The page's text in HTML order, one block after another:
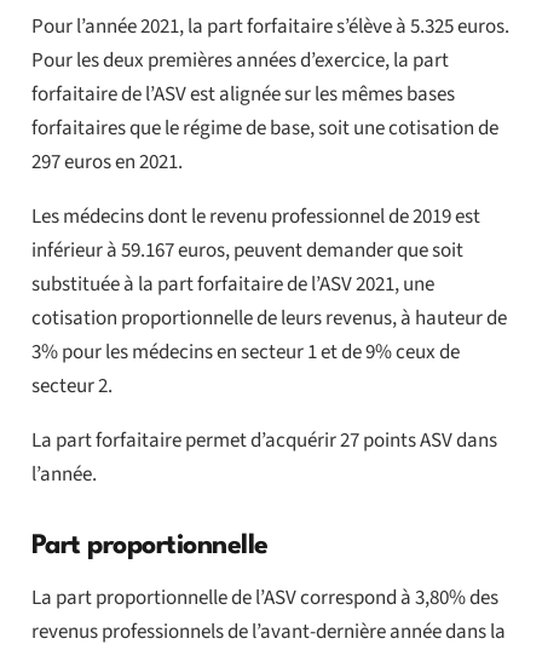
Pour l’année 2021, la part forfaitaire s’élève à 5.325 euros.
Pour les deux premières années d’exercice, la part
forfaitaire de l’ASV est alignée sur les mêmes bases
forfaitaires que le régime de base, soit une cotisation de
297 euros en 2021.
Les médecins dont le revenu professionnel de 2019 est
inférieur à 59.167 euros, peuvent demander que soit
substituée à la part forfaitaire de l’ASV 2021, une
cotisation proportionnelle de leurs revenus, à hauteur de
3% pour les médecins en secteur 1 et de 9% ceux de
secteur 2.
La part forfaitaire permet d’acquérir 27 points ASV dans
l’année.
Part proportionnelle
La part proportionnelle de l’ASV correspond à 3,80% des
revenus professionnels de l’avant-dernière année dans la